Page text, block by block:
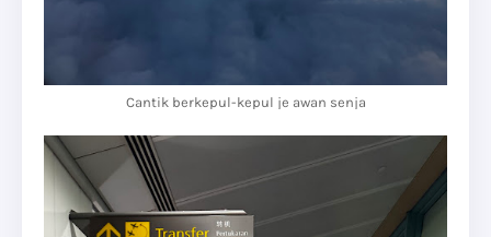
Cantik berkepul-kepul je awan senja